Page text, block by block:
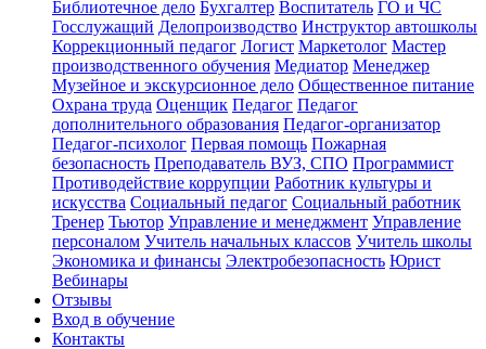
Библиотечное дело Бухгалтер Воспитатель ГО и ЧС
Госслужащий Делопроизводство Инструктор автошколы
Коррекционный педагог Логист Маркетолог Мастер
производственного обучения Медиатор Менеджер
Музейное и экскурсионное дело Общественное питание
Охрана труда Оценщик Педагог Педагог
дополнительного образования Педагог-организатор
Педагог-психолог Первая помощь Пожарная
безопасность Преподаватель ВУЗ, СПО Программист
Противодействие коррупции Работник культуры и
искусства Социальный педагог Социальный работник
Тренер Тьютор Управление и менеджмент Управление
персоналом Учитель начальных классов Учитель школы
Экономика и финансы Электробезопасность Юрист
Вебинары
Отзывы
Вход в обучение
Контакты